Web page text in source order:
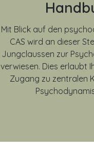
Mit Blick auf den
CAS wird an dieser
Jungclaussen zur
verwiesen. Dies erlaubt
Zugang zu zentralen